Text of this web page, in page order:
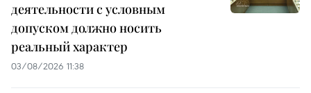
деятельности с условным
допуском должно носить
реальный характер
03/08/2026 11:38